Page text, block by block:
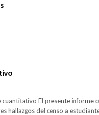
cuantitativo El presente informe
hallazgos del censo a